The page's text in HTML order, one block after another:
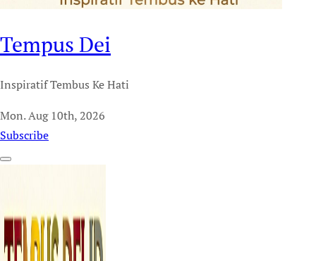
Tempus Dei
Inspiratif Tembus Ke Hati
Mon. Aug 10th, 2026
Subscribe